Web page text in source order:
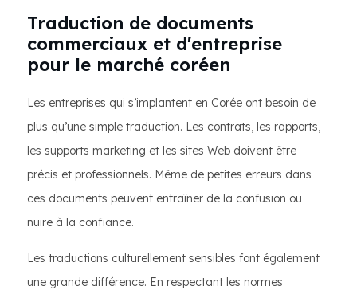
Traduction de documents
commerciaux et d'entreprise
pour le marché coréen
Les entreprises qui s’implantent en Corée ont besoin de
plus qu’une simple traduction. Les contrats, les rapports,
les supports marketing et les sites Web doivent être
précis et professionnels. Même de petites erreurs dans
ces documents peuvent entraîner de la confusion ou
nuire à la confiance.
Les traductions culturellement sensibles font également
une grande différence. En respectant les normes